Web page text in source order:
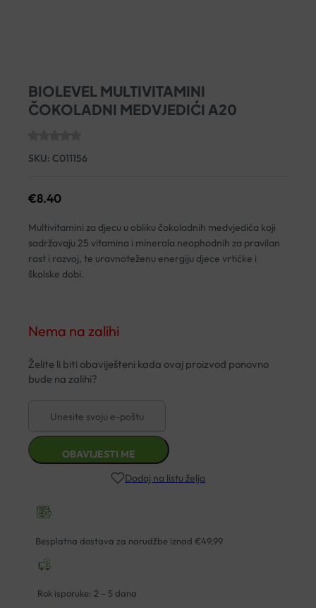
BIOLEVEL MULTIVITAMINI
ČOKOLADNI MEDVJEDIĆI A20
SKU: C011156
€8.40
Multivitamini za djecu u obliku čokoladnih medvjedića koji
sadržavaju 25 vitamina i minerala neophodnih za pravilan
rast i razvoj, te uravnoteženu energiju djece vrtićke i
školske dobi.
Nema na zalihi
Dodaj na listu želja
Besplatna dostava za narudžbe iznad €49,99
Rok isporuke: 2 – 5 dana